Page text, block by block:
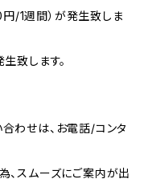
/1週間）が発生致しま
致します。
わせは、お電話/コンタ
、スムーズにご案内が出